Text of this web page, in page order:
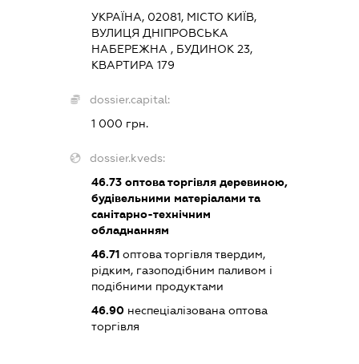
УКРАЇНА, 02081, МІСТО КИЇВ,
ВУЛИЦЯ ДНІПРОВСЬКА
НАБЕРЕЖНА , БУДИНОК 23,
КВАРТИРА 179
dossier.capital:
1 000 грн.
dossier.kveds:
46.73 оптова торгівля деревиною,
будівельними матеріалами та
санітарно-технічним
обладнанням
46.71 оптова торгівля твердим,
рідким, газоподібним паливом і
подібними продуктами
46.90 неспеціалізована оптова
торгівля